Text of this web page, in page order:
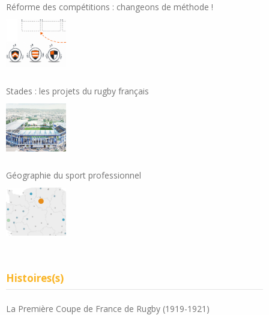
Réforme des compétitions : changeons de méthode !
Stades : les projets du rugby français
Géographie du sport professionnel
Histoires(s)
La Première Coupe de France de Rugby (1919-1921)